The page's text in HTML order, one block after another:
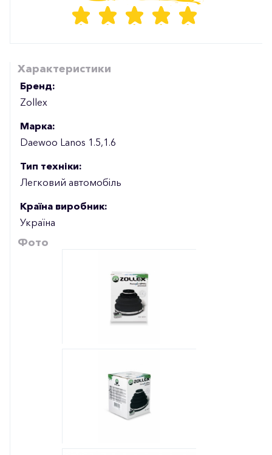
Характеристики
Бренд:
Zollex
Марка:
Daewoo Lanos 1.5,1.6
Тип техніки:
Легковий автомобіль
Країна виробник:
Україна
Фото